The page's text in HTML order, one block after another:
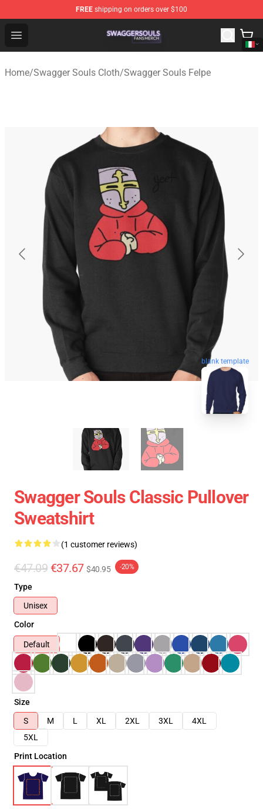
FREE shipping on orders over $100
Open menu
Swagger Souls Shop - Official Swagger Souls
Home/Swagger Souls Cloth/Swagger Souls Felpe
blank template
Swagger Souls Classic Pullover
Sweatshirt
(1 customer reviews)
€47.09 €37.67 $40.95 -20%
Type
Unisex
Color
Default
Size
S
M L XL 2XL 3XL
4XL
5XL
Print Location